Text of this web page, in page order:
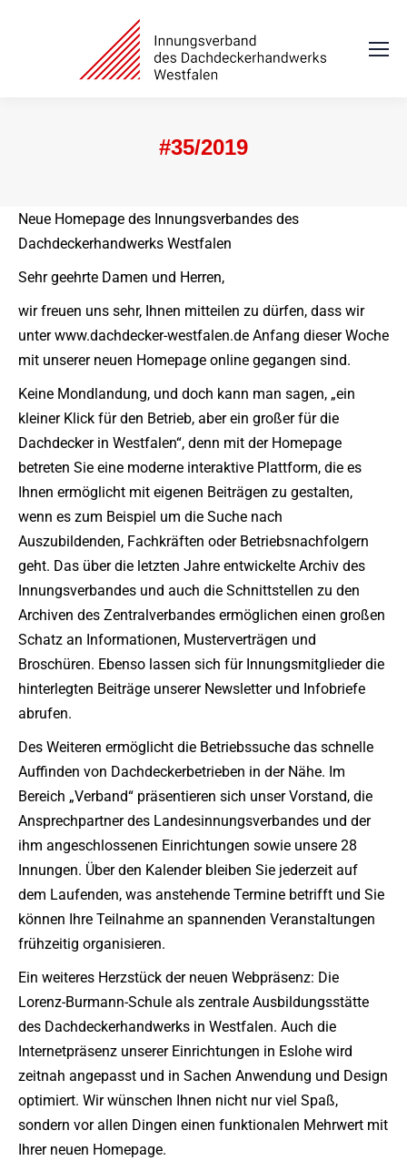
#35/2019
Neue Homepage des Innungsverbandes des
Dachdeckerhandwerks Westfalen
Sehr geehrte Damen und Herren,
wir freuen uns sehr, Ihnen mitteilen zu dürfen, dass wir
unter www.dachdecker-westfalen.de Anfang dieser Woche
mit unserer neuen Homepage online gegangen sind.
Keine Mondlandung, und doch kann man sagen, „ein
kleiner Klick für den Betrieb, aber ein großer für die
Dachdecker in Westfalen“, denn mit der Homepage
betreten Sie eine moderne interaktive Plattform, die es
Ihnen ermöglicht mit eigenen Beiträgen zu gestalten,
wenn es zum Beispiel um die Suche nach
Auszubildenden, Fachkräften oder Betriebsnachfolgern
geht. Das über die letzten Jahre entwickelte Archiv des
Innungsverbandes und auch die Schnittstellen zu den
Archiven des Zentralverbandes ermöglichen einen großen
Schatz an Informationen, Musterverträgen und
Broschüren. Ebenso lassen sich für Innungsmitglieder die
hinterlegten Beiträge unserer Newsletter und Infobriefe
abrufen.
Des Weiteren ermöglicht die Betriebssuche das schnelle
Auffinden von Dachdeckerbetrieben in der Nähe. Im
Bereich „Verband“ präsentieren sich unser Vorstand, die
Ansprechpartner des Landesinnungsverbandes und der
ihm angeschlossenen Einrichtungen sowie unsere 28
Innungen. Über den Kalender bleiben Sie jederzeit auf
dem Laufenden, was anstehende Termine betrifft und Sie
können Ihre Teilnahme an spannenden Veranstaltungen
frühzeitig organisieren.
Ein weiteres Herzstück der neuen Webpräsenz: Die
Lorenz-Burmann-Schule als zentrale Ausbildungsstätte
des Dachdeckerhandwerks in Westfalen. Auch die
Internetpräsenz unserer Einrichtungen in Eslohe wird
zeitnah angepasst und in Sachen Anwendung und Design
optimiert. Wir wünschen Ihnen nicht nur viel Spaß,
sondern vor allen Dingen einen funktionalen Mehrwert mit
Ihrer neuen Homepage.